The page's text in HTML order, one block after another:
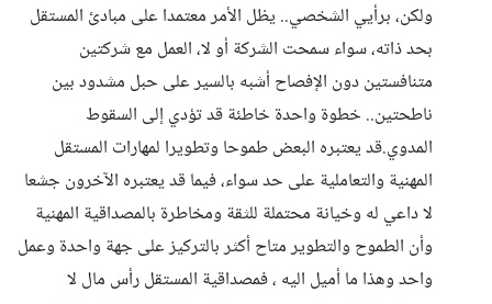
ولكن، برأيي الشخصي.. يظل الأمر معتمدا على مبادئ المستقل
بحد ذاته، سواء سمحت الشركة أو لا، العمل مع شركتين
متنافستين دون الإفصاح أشبه بالسير على حبل مشدود بين
ناطحتين.. خطوة واحدة خاطئة قد تؤدي إلى السقوط
المدوي.قد يعتبره البعض طموحا وتطويرا لمهارات المستقل
المهنية والتعاملية على حد سواء، فيما قد يعتبره الآخرون جشعا
لا داعي له وخيانة محتملة للثقة ومخاطرة بالمصداقية المهنية
وأن الطموح والتطوير متاح أكثر بالتركيز على جهة واحدة وعمل
واحد وهذا ما أميل اليه ، فمصداقية المستقل رأس مال لا